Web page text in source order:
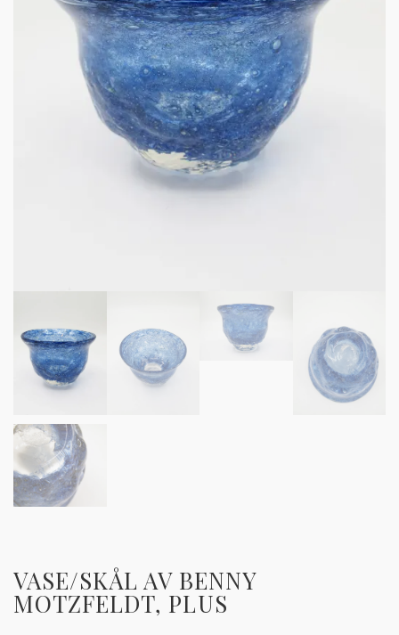
VASE/SKÅL AV BENNY
MOTZFELDT, PLUS